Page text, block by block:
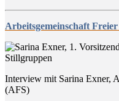
Arbeitsgemeinschaft
Interview mit Sarina Exner,
(AFS)